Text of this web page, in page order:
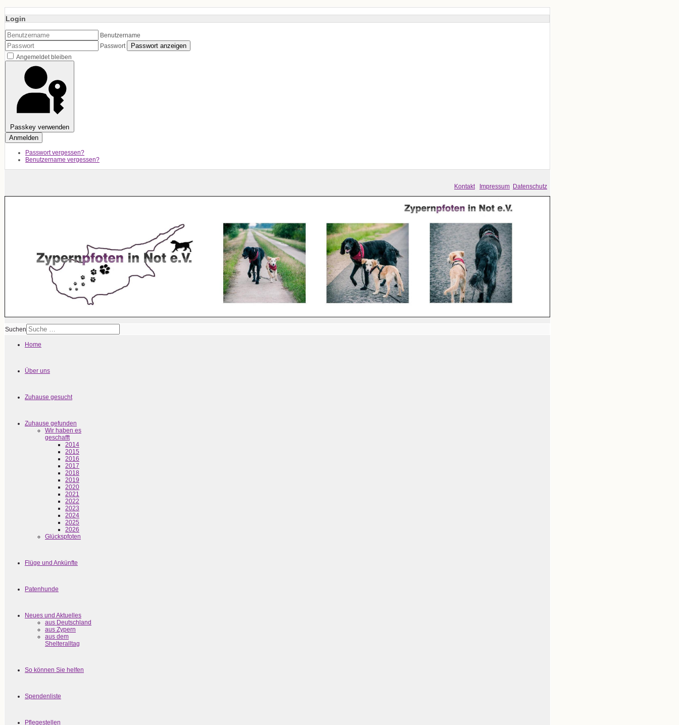
Login
Benutzername
Passwort
Passwort anzeigen
Angemeldet bleiben
Passkey verwenden
Anmelden
Passwort vergessen?
Benutzername vergessen?
Kontakt Impressum Datenschutz
Suchen
Home
Über uns
Zuhause gesucht
Zuhause gefunden
Wir haben es
geschafft
2014
2015
2016
2017
2018
2019
2020
2021
2022
2023
2024
2025
2026
Glückspfoten
Flüge und Ankünfte
Patenhunde
Neues und Aktuelles
aus Deutschland
aus Zypern
aus dem
Shelteralltag
So können Sie helfen
Spendenliste
Pflegestellen